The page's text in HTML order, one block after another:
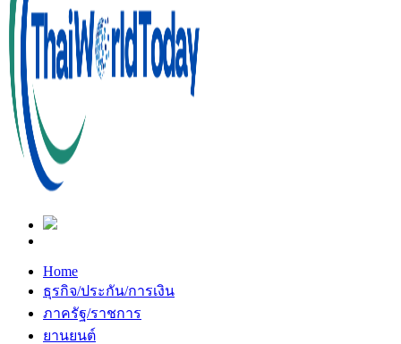
Home
ธุรกิจ/ประกัน/การเงิน
ภาครัฐ/ราชการ
ยานยนต์